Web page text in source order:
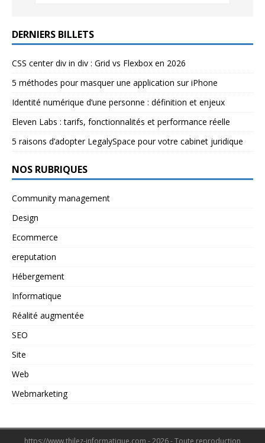
DERNIERS BILLETS
CSS center div in div : Grid vs Flexbox en 2026
5 méthodes pour masquer une application sur iPhone
Identité numérique d’une personne : définition et enjeux
Eleven Labs : tarifs, fonctionnalités et performance réelle
5 raisons d’adopter LegalySpace pour votre cabinet juridique
NOS RUBRIQUES
Community management
Design
Ecommerce
ereputation
Hébergement
Informatique
Réalité augmentée
SEO
Site
Web
Webmarketing
https://www.thilez-informatique.com - 2026 - Toute reproduction